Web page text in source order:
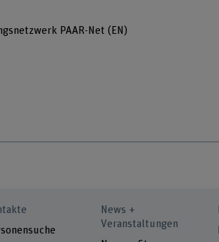
PAAR-Net (EN)
News +
Veranstaltungen